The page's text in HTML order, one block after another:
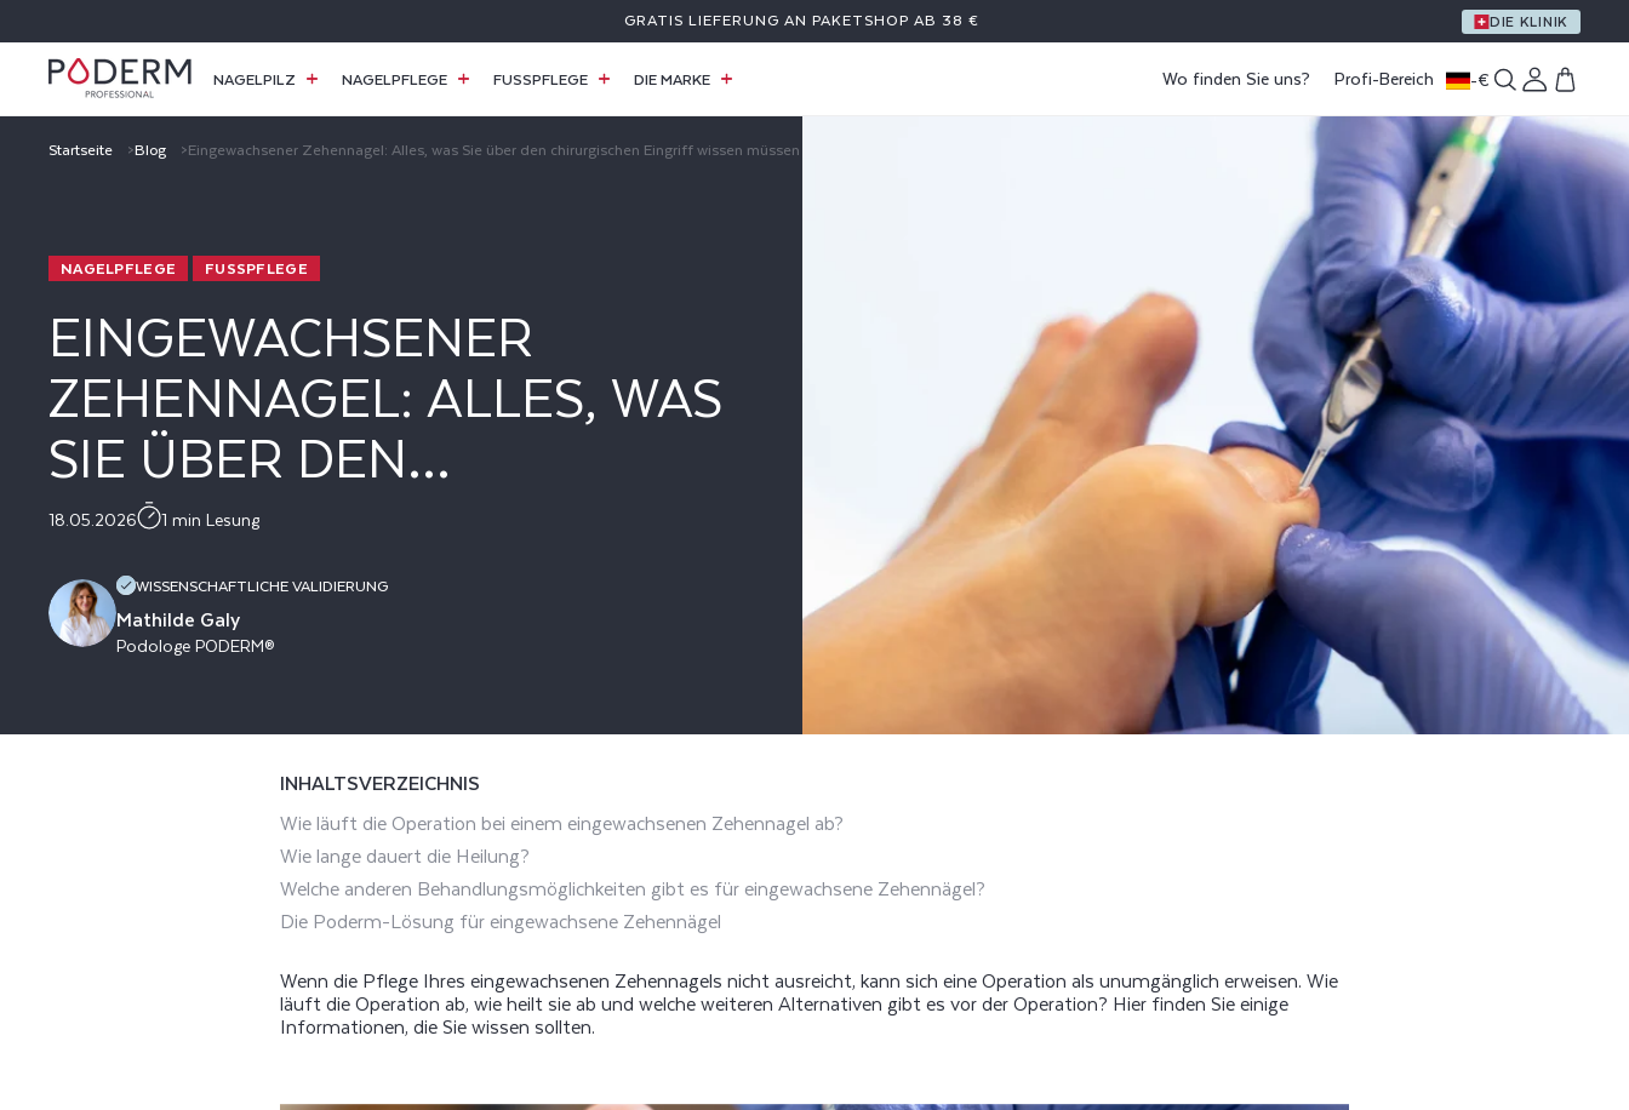
INHALT
GRATIS LIEFERUNG AN PAKETSHOP AB 38 € EIN GESCHENK AB EINEM EINKAUFSWERT VON 59 €
DIE KLINIK
NAGELPILZ NAGELPFLEGE FUSSPFLEGE DIE MARKE Wo finden Sie uns? Profi-Bereich -€ Einloggen
Warenkorb
Startseite Blog Eingewachsener Zehennagel: Alles, was Sie über den chirurgischen Eingriff wissen müssen
NAGELPFLEGE FUSSPFLEGE
EINGEWACHSENER
ZEHENNAGEL: ALLES, WAS
SIE ÜBER DEN
CHIRURGISCHEN EINGRIFF
WISSEN MÜSSEN
18.05.2026 1 min Lesung
WISSENSCHAFTLICHE VALIDIERUNG
Mathilde Galy
Podologe PODERM®
INHALTSVERZEICHNIS
Wie läuft die Operation bei einem eingewachsenen Zehennagel ab?
Wie lange dauert die Heilung?
Welche anderen Behandlungsmöglichkeiten gibt es für eingewachsene Zehennägel?
Die Poderm-Lösung für eingewachsene Zehennägel
Wenn die Pflege Ihres eingewachsenen Zehennagels nicht ausreicht, kann sich eine Operation als unumgänglich erweisen. Wie
läuft die Operation ab, wie heilt sie ab und welche weiteren Alternativen gibt es vor der Operation? Hier finden Sie einige
Informationen, die Sie wissen sollten.